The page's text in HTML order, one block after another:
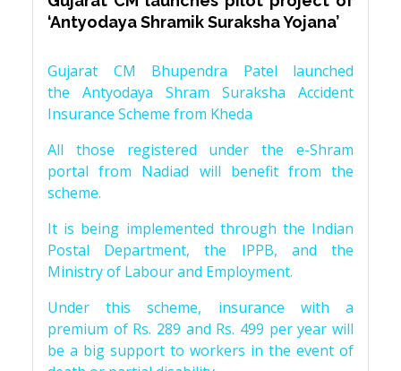
‘Antyodaya Shramik Suraksha Yojana’
Gujarat CM Bhupendra Patel launched
the Antyodaya Shram Suraksha Accident
Insurance Scheme from Kheda
All those registered under the e-Shram
portal from Nadiad will benefit from the
scheme.
It is being implemented through the Indian
Postal Department, the IPPB, and the
Ministry of Labour and Employment.
Under this scheme, insurance with a
premium of Rs. 289 and Rs. 499 per year will
be a big support to workers in the event of